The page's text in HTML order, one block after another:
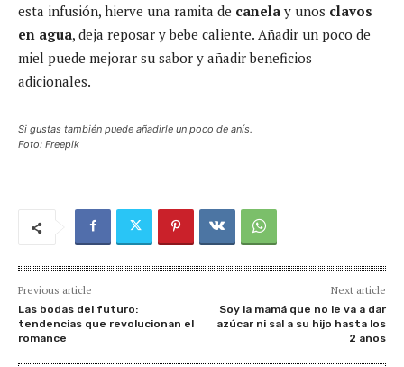
esta infusión, hierve una ramita de canela y unos clavos
en agua, deja reposar y bebe caliente. Añadir un poco de
miel puede mejorar su sabor y añadir beneficios
adicionales.
Si gustas también puede añadirle un poco de anís.
Foto: Freepik
Previous article
Las bodas del futuro:
tendencias que revolucionan el
romance
Next article
Soy la mamá que no le va a dar
azúcar ni sal a su hijo hasta los
2 años